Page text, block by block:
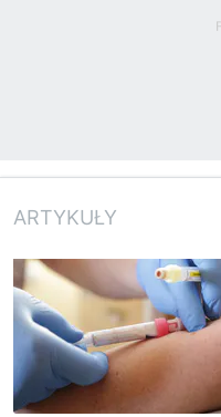
ARTYKUŁY